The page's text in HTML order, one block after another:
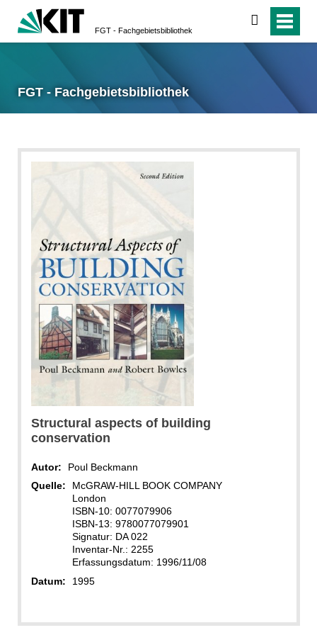
FGT - Fachgebietsbibliothek
suchen
FGT - Fachgebietsbibliothek
Structural aspects of building
conservation
Autor:
Poul Beckmann
Quelle:
McGRAW-HILL BOOK COMPANY
London
ISBN-10: 0077079906
ISBN-13: 9780077079901
Signatur: DA 022
Inventar-Nr.: 2255
Erfassungsdatum: 1996/11/08
Datum:
1995